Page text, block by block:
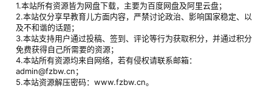
1.本站所有资源皆为网盘下载，主要为百度网盘及阿里云盘；
2.本站仅分享早教育儿方面内容，严禁讨论政治、影响国家稳定、以
及不和谐的话题；
3.本站支持用户通过投稿、签到、评论等行为获取积分，并通过积分
免费获得自己所需要的资源；
4.本站所有资源均来自网络，若有侵权请联系邮箱：
admin@fzbw.cn；
5.本站资源解压密码：www.fzbw.cn。